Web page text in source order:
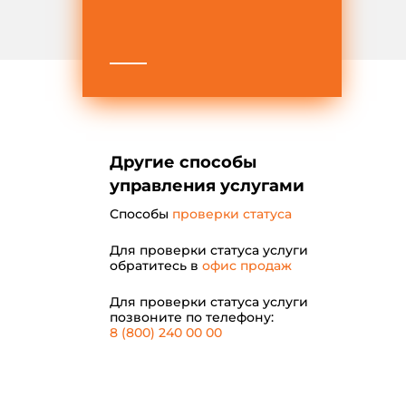
Другие способы
управления услугами
Способы проверки статуса
Для проверки статуса услуги
обратитесь в офис продаж
Для проверки статуса услуги
позвоните по телефону:
8 (800) 240 00 00